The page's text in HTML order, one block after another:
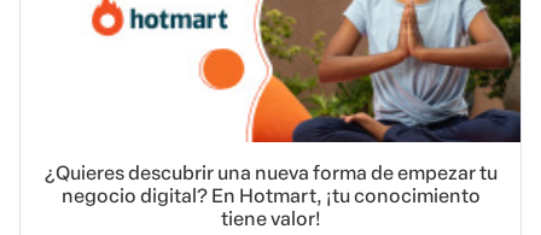
¿Quieres descubrir una nueva forma de empezar tu
negocio digital? En Hotmart, ¡tu conocimiento
tiene valor!